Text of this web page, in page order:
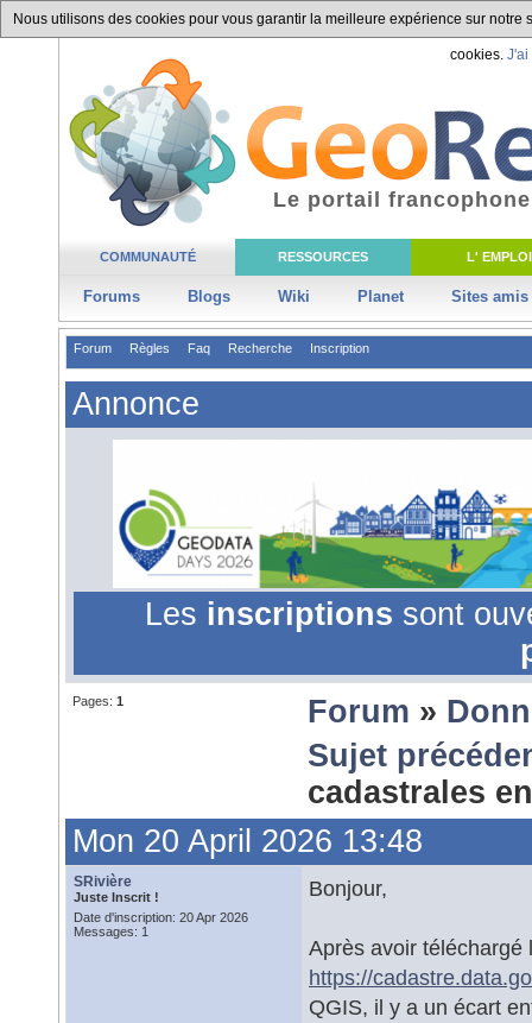
Nous utilisons des cookies pour vous garantir la meilleure expérience sur
cookies. J'ai
COMMUNAUTÉ RESSOURCES L' EMPLOI
Forums Blogs Wiki Planet Sites amis
Le portail
Forum Règles Faq Recherche Inscription
Annonce
Les inscriptions sont
Pages: 1 Forum »
Sujet
cadastrales
Mon 20 April 2026 13:48
SRivière
Juste Inscrit !
Date d'inscription: 20 Apr 2026
Messages: 1
Bonjour,
Après avoir téléchargé
https://
QGIS, il y a un écart